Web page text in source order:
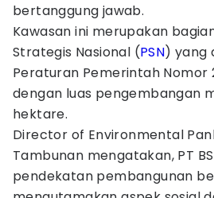
bertanggung jawab.
Kawasan ini merupakan
Strategis Nasional (PSN) yang
Peraturan Pemerintah Nomor
dengan luas pengembangan
hektare.
Director of Environmental
Tambunan mengatakan, PT
pendekatan pembangunan